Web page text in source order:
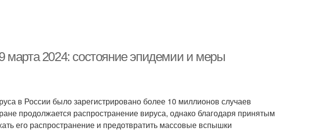
марта 2024: состояние эпидемии и меры
в России было зарегистрировано более 10 миллионов случаев
продолжается распространение вируса, однако благодаря принятым
его распространение и предотвратить массовые вспышки